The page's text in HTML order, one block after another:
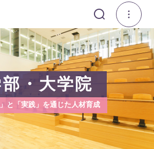
・大学院
」と「実践」を通じた人材育成